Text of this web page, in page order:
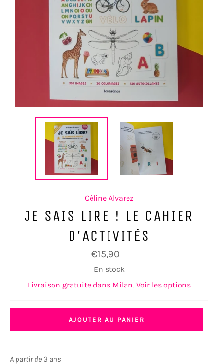
Céline Alvarez
JE SAIS LIRE ! LE CAHIER
D'ACTIVITÉS
Prix
régulier
€15,90
En stock
Livraison gratuite dans Milan. Voir les options
AJOUTER AU PANIER
A partir de 3 ans